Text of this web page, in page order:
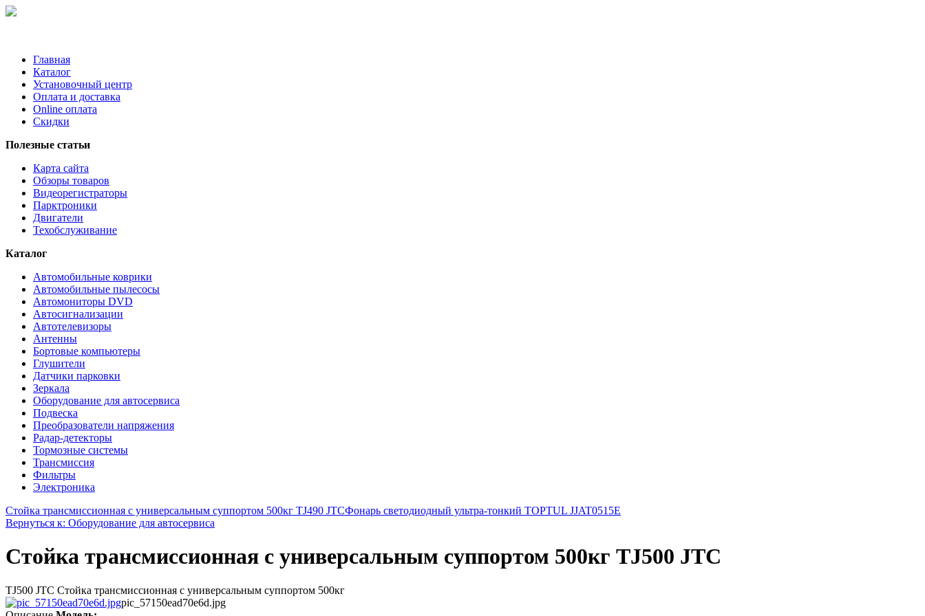
Главная
Каталог
Установочный центр
Оплата и доставка
Online оплата
Скидки
Полезные статьи
Карта сайта
Обзоры товаров
Видеорегистраторы
Парктроники
Двигатели
Техобслуживание
Каталог
Автомобильные коврики
Автомобильные пылесосы
Автомониторы DVD
Автосигнализации
Автотелевизоры
Антенны
Бортовые компьютеры
Глушители
Датчики парковки
Зеркала
Оборудование для автосервиса
Подвеска
Преобразователи напряжения
Радар-детекторы
Тормозные системы
Трансмиссия
Фильтры
Электроника
Стойка трансмиссионная с универсальным суппортом 500кг TJ490 JTCФонарь светодиодный ультра-тонкий TOPTUL JJAT0515E
Вернуться к: Оборудование для автосервиса
Стойка трансмиссионная с универсальным суппортом 500кг TJ500 JTC
TJ500 JTC Стойка трансмиссионная с универсальным суппортом 500кг
pic_57150ead70e6d.jpg